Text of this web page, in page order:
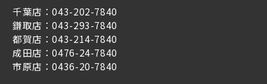
千葉店：043-202-7840
鎌取店：043-293-7840
都賀店：043-214-7840
成田店：0476-24-7840
市原店：0436-20-7840